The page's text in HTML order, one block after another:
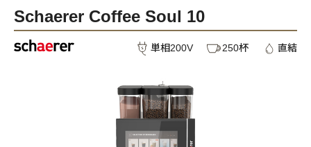
Schaerer Coffee Soul 10
単相200V 250杯 直結